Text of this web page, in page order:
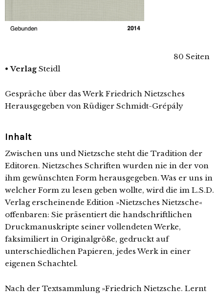
80 Seiten
• Verlag Steidl
Gespräche über das Werk Friedrich Nietzsches
Herausgegeben von Rüdiger Schmidt-Grépály
Inhalt
Zwischen uns und Nietzsche steht die Tradition der
Editoren. Nietzsches Schriften wurden nie in der von
ihm gewünschten Form herausgegeben. Was er uns in
welcher Form zu lesen geben wollte, wird die im L.S.D.
Verlag erscheinende Edition »Nietzsches Nietzsche«
offenbaren: Sie präsentiert die handschriftlichen
Druckmanuskripte seiner vollendeten Werke,
faksimiliert in Originalgröße, gedruckt auf
unterschiedlichen Papieren, jedes Werk in einer
eigenen Schachtel.
Nach der Textsammlung »Friedrich Nietzsche. Lernt